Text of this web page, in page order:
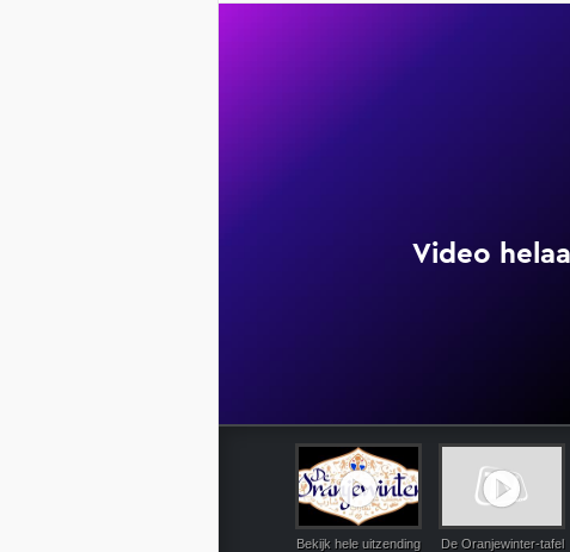
Bekijk hele uitzending
De Oranjewinter-tafel